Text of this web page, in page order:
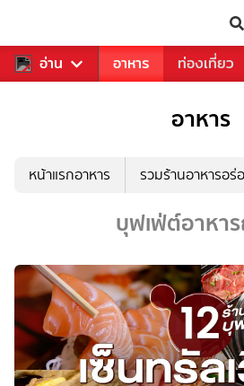
อ่าน
รวงการเพลง อาหาร ท่องเที่ยว
อาหาร
หน้าแรกอาหาร รวมร้านอาหารอร่
บุฟเฟ่ต์อาหา